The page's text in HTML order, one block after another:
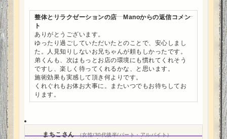
整体とリラクゼーションの店 Manoからの返信コメン
ト
ありがとうございます。
ゆったり過ごしていただいたとのことで、安心しまし
た。人見知りしないお兄ちゃんが頼もしかったです。
弟くんも、次はもっとお店の環境にも慣れてくれそう
ですし、楽しく待ってくれるかな、と思います。
施術効果も実感して頂き何よりです。
くれぐれもお体お大事に。またいつでもお待ちしてお
ります。
まちこさん （女性/30代後半/パート・アルバイト）